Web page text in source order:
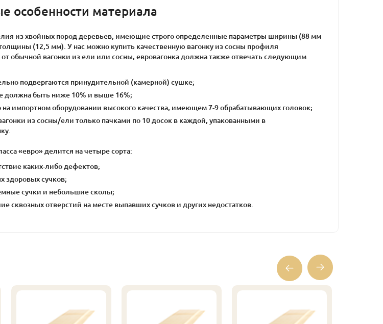
особенности материала
из хвойных пород деревьев, имеющие строго определенные параметры ширины (88 мм
(12,5 мм). У нас можно купить качественную вагонку из сосны профиля
от обычной вагонки из ели или сосны, евровагонка должна также отвечать следующим
подвергаются принудительной (камерной) сушке;
должна быть ниже 10% и выше 16%;
на импортном оборудовании высокого качества, имеющем 7-9 обрабатывающих головок;
из сосны/ели только пачками по 10 досок в каждой, упакованными в
«евро» делится на четыре сорта:
каких-либо дефектов;
здоровых сучков;
сучки и небольшие сколы;
сквозных отверстий на месте выпавших сучков и других недостатков.